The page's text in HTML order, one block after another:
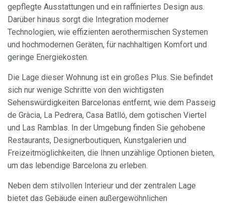
gepflegte Ausstattungen und ein raffiniertes Design aus.
Darüber hinaus sorgt die Integration moderner
Technologien, wie effizienten aerothermischen Systemen
und hochmodernen Geräten, für nachhaltigen Komfort und
geringe Energiekosten.
Die Lage dieser Wohnung ist ein großes Plus. Sie befindet
sich nur wenige Schritte von den wichtigsten
Sehenswürdigkeiten Barcelonas entfernt, wie dem Passeig
de Gràcia, La Pedrera, Casa Batlló, dem gotischen Viertel
und Las Ramblas. In der Umgebung finden Sie gehobene
Restaurants, Designerboutiquen, Kunstgalerien und
Freizeitmöglichkeiten, die Ihnen unzählige Optionen bieten,
um das lebendige Barcelona zu erleben.
Neben dem stilvollen Interieur und der zentralen Lage
bietet das Gebäude einen außergewöhnlichen